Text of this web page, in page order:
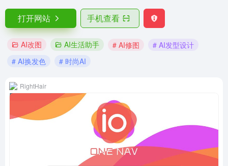
打开网站 手机查看
AI改图 AI生活助手 # AI修图
# AI发型设计
# AI换发色
# 时尚AI
RightHair